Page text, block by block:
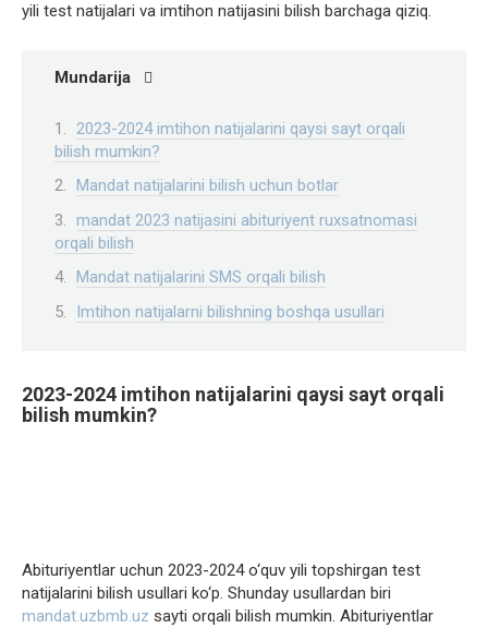
yili test natijalari va imtihon natijasini bilish barchaga qiziq.
Mundarija
2023-2024 imtihon natijalarini qaysi sayt orqali
bilish mumkin?
Mandat natijalarini bilish uchun botlar
mandat 2023 natijasini abituriyent ruxsatnomasi
orqali bilish
Mandat natijalarini SMS orqali bilish
Imtihon natijalarni bilishning boshqa usullari
2023-2024 imtihon natijalarini qaysi sayt orqali
bilish mumkin?
Abituriyentlar uchun 2023-2024 o‘quv yili topshirgan test
natijalarini bilish usullari ko‘p. Shunday usullardan biri
mandat.uzbmb.uz sayti orqali bilish mumkin. Abituriyentlar